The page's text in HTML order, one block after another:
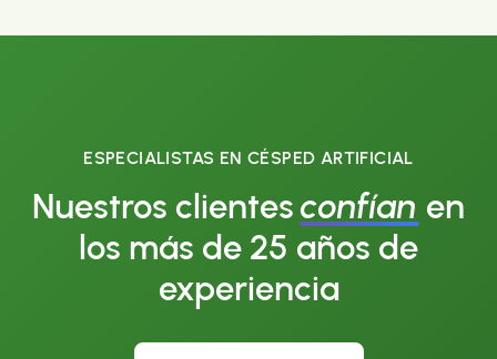
ESPECIALISTAS EN CÉSPED ARTIFICIAL
Nuestros clientesconfían en
los más de 25 años de
experiencia